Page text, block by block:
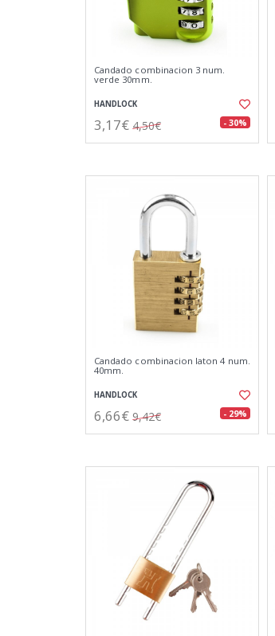
Candado combinacion 3 num.
verde 30mm.
HANDLOCK
3,17€ 4,50€ - 30%
Candado combinacion laton 4 num.
40mm.
HANDLOCK
6,66€ 9,42€ - 29%